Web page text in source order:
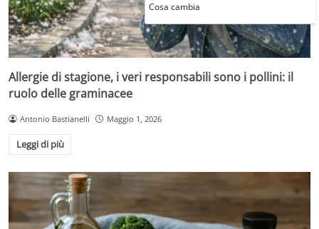
Allergie di stagione, i veri responsabili sono i pollini: il
ruolo delle graminacee
Antonio Bastianelli Maggio 1, 2026
Leggi di più
Cosa cambia